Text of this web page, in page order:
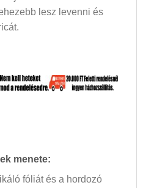
lesz levenni és
menete:
fóliát és a hordozó